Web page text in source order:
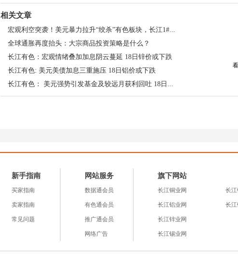
4.02%，AI 产业链降温让锡需求核心引擎熄火。美伊局势紧
产撤离。国内端，4 月经济数据公布后市场提前消化预期，资
需求复苏不及预期，高价抑制下游采购，现货交投清淡，恐慌
叠加印尼税改新政引发全球供应端恐慌，贸易商提前抛货避险
价推向大跌深渊。
供需现状：原料紧平衡，产业链博弈白热化
短期锡价走势前瞻：三大变量主导，暴跌后走势预判
继昨日锡价单日狂跌14750元后，今日市场焦点集中，三大核
跌后锡市能否止跌回稳，成为全市场关注核心。
今日核心聚焦三大变量：一是美元指数走势及美联储官员讲
内电子、光伏下游需求数据，验证回暖力度；三是缅甸矿区复
相关文章
宏观利空突袭！美元暴力拉升“绞杀”有色板块，长江1#铜大跌1310元/吨！
全球通胀再度抬头：大宗商品投资策略是什么？
长江有色：宏观情绪叠加加息阴云蔓延 18日锌价或下跌
长江有色: 美元美债加息三重施压 18日铝价或下跌
长江有色： 美元强势引发基金及较远月获利回吐 18日铜价或大跌
新手指南
买家指南
卖家指南
常见问题
网站服务
数据通会员
有色通会员
推广通会员
网络广告
旗下网站
长江铜业网
长江铝业网
长江锌业网
长江锡业网
长江
长江